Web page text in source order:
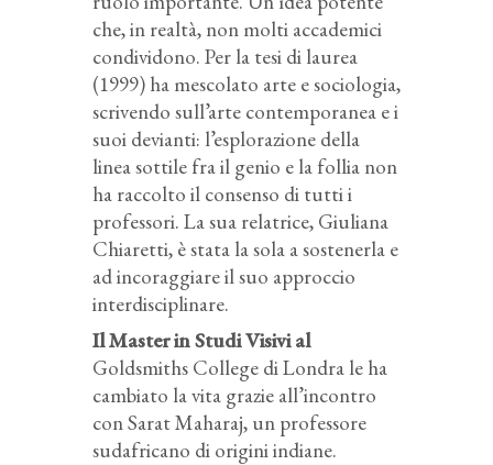
che, in realtà, non molti accademici
condividono. Per la tesi di laurea
(1999) ha mescolato arte e sociologia,
scrivendo sull’arte contemporanea e i
suoi devianti: l’esplorazione della
linea sottile fra il genio e la follia non
ha raccolto il consenso di tutti i
professori. La sua relatrice, Giuliana
Chiaretti, è stata la sola a sostenerla e
ad incoraggiare il suo approccio
interdisciplinare.
Il Master in Studi Visivi al
Goldsmiths College di Londra le ha
cambiato la vita grazie all’incontro
con Sarat Maharaj, un professore
sudafricano di origini indiane.